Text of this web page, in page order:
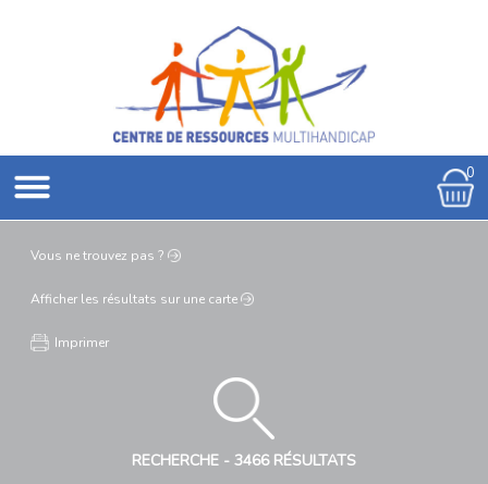
0
Vous netrouvez pas ?
Afficher les résultats sur une carte
Imprimer
RECHERCHE - 3466 RÉSULTATS